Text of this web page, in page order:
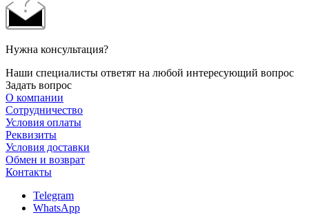
Нужна консультация?
Наши специалисты ответят на любой интересующий вопрос
Задать вопрос
О компании
Сотрудничество
Условия оплаты
Реквизиты
Условия доставки
Обмен и возврат
Контакты
Telegram
WhatsApp